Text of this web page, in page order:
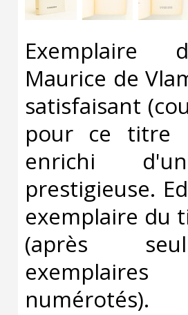
‎Exemplaire
Maurice de
satisfaisant
pour ce titre
enrichi
prestigieuse.
exemplaire du
(après
numérotés).‎